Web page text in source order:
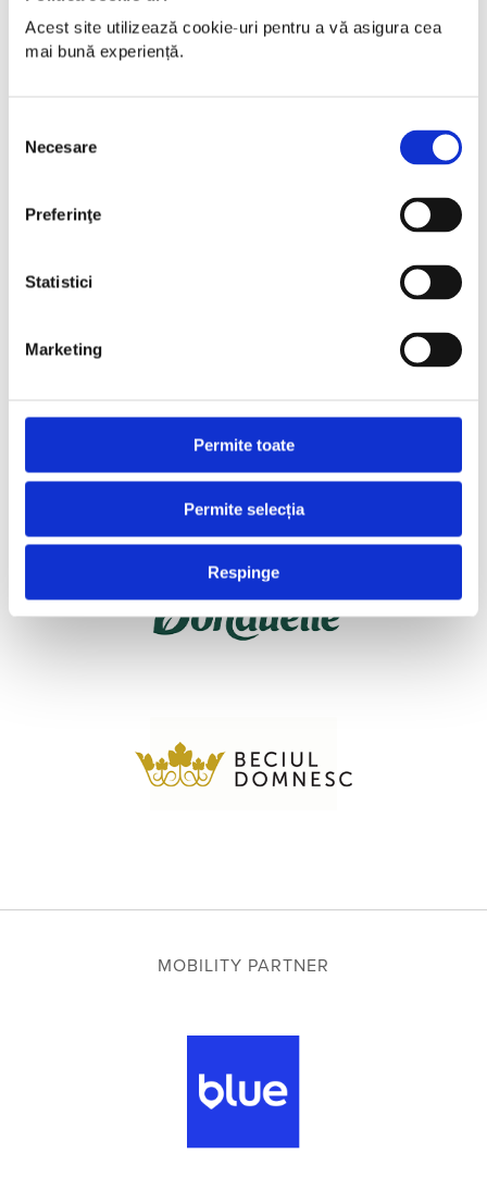
Acest site utilizează cookie-uri pentru a vă asigura cea
mai bună experiență.
consimțământului
Necesare
Preferinţe
Statistici
Marketing
Permite toate
Permite selecția
Respinge
MOBILITY PARTNER